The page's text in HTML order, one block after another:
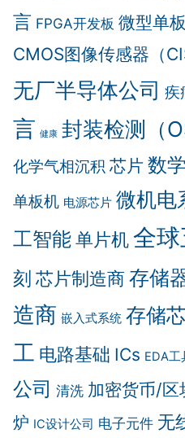
言 FPGA开发板 微型单
CMOS图像传感器（
无厂半导体公司 疾
言 健康 封装检测（
化学气相沉积 芯片 数学
单板机 电源芯片 微机电
工智能单片机全
刻 芯片制造商 存储
造商 嵌入式系统 存储
工 电路基础 ICs EDA工
公司 清洗 加密货币/区
炉 IC设计公司 电子元件 无